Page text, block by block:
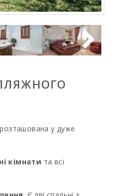
розташована у дуже
кімнати та всі